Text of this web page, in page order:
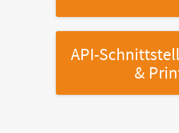
API-
&